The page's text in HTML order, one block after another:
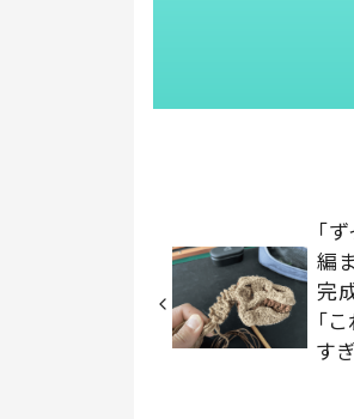
「
編
完
「
す